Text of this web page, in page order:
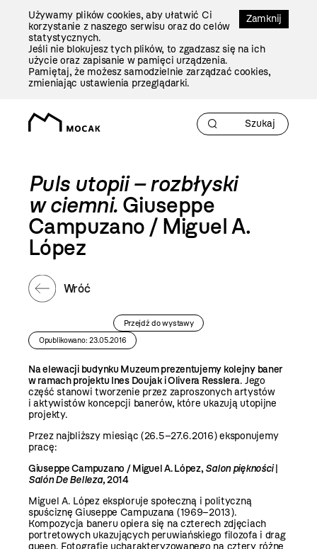
Zamknij
Używamy plików cookies, aby ułatwić Ci
korzystanie z naszego serwisu oraz do celów
statystycznych.
Jeśli nie blokujesz tych plików, to zgadzasz się na ich
użycie oraz zapisanie w pamięci urządzenia.
Pamiętaj, że możesz samodzielnie zarządzać cookies,
zmieniając ustawienia przeglądarki.
Puls utopii – rozbłyski
w ciemni. Giuseppe
Campuzano / Miguel A.
López
Wróć
Przejdź do wystawy
Opublikowano: 23.05.2016
Na elewacji budynku Muzeum prezentujemy kolejny baner
w ramach projektu Ines Doujak i Olivera Resslera. Jego
część stanowi tworzenie przez zaproszonych artystów
i aktywistów koncepcji banerów, które ukazują utopijne
projekty.
Przez najbliższy miesiąc (26.5–27.6.2016) eksponujemy
pracę:
Giuseppe Campuzano / Miguel A. López, Salon piękności|
Salón De Belleza,2014
Miguel A. López eksploruje społeczną i polityczną
spuściznę Giuseppe Campuzana (1969–2013).
Kompozycja baneru opiera się na czterech zdjęciach
portretowych ukazujących peruwiańskiego filozofa i drag